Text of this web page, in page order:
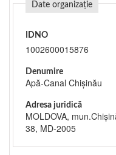
Date organizație
IDNO
1002600015876
Denumire
Apă-Canal Chişinău
Adresa juridică
MOLDOVA,
38, MD-2005